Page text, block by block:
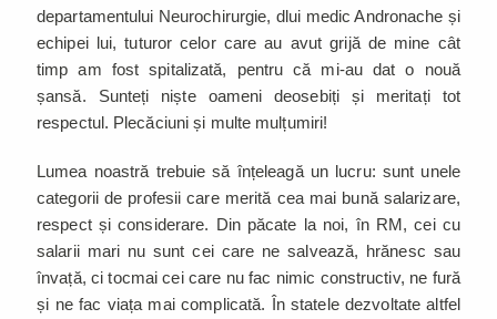
departamentului Neurochirurgie, dlui medic Andronache și
echipei lui, tuturor celor care au avut grijă de mine cât
timp am fost spitalizată, pentru că mi-au dat o nouă
șansă. Sunteți niște oameni deosebiți și meritați tot
respectul. Plecăciuni și multe mulțumiri!
Lumea noastră trebuie să înțeleagă un lucru: sunt unele
categorii de profesii care merită cea mai bună salarizare,
respect și considerare. Din păcate la noi, în RM, cei cu
salarii mari nu sunt cei care ne salvează, hrănesc sau
învață, ci tocmai cei care nu fac nimic constructiv, ne fură
și ne fac viața mai complicată. În statele dezvoltate altfel